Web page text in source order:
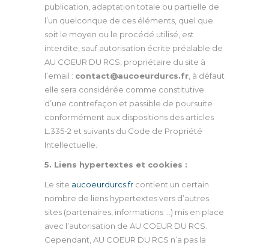
publication, adaptation totale ou partielle de
l’un quelconque de ces éléments, quel que
soit le moyen ou le procédé utilisé, est
interdite, sauf autorisation écrite préalable de
AU COEUR DU RCS, propriétaire du site à
l’email : contact@aucoeurdurcs.fr , à défaut
elle sera considérée comme constitutive
d’une contrefaçon et passible de poursuite
conformément aux dispositions des articles
L.335-2 et suivants du Code de Propriété
Intellectuelle.
5. Liens hypertextes et cookies :
Le site aucoeurdurcs.fr contient un certain
nombre de liens hypertextes vers d’autres
sites (partenaires, informations …) mis en place
avec l’autorisation de AU COEUR DU RCS.
Cependant, AU COEUR DU RCS n’a pas la